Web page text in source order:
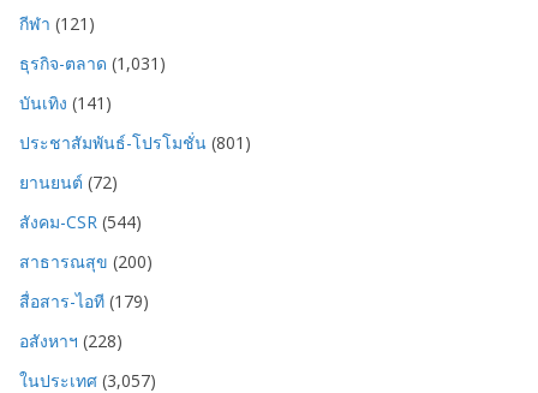
กีฬา (121)
ธุรกิจ-ตลาด (1,031)
บันเทิง (141)
ประชาสัมพันธ์-โปรโมชั่น (801)
ยานยนต์ (72)
สังคม-CSR (544)
สาธารณสุข (200)
สื่อสาร-ไอที (179)
อสังหาฯ (228)
ในประเทศ (3,057)